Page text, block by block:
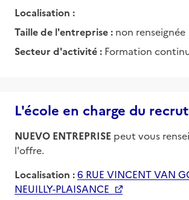
Localisation :
Taille de l'entreprise : non renseignée
Secteur d'activité : Formation
L'école en charge du
NUEVO ENTREPRISE peut vous
l'offre.
Localisation :6 RUE VINCENT VAN
NEUILLY-PLAISANCE